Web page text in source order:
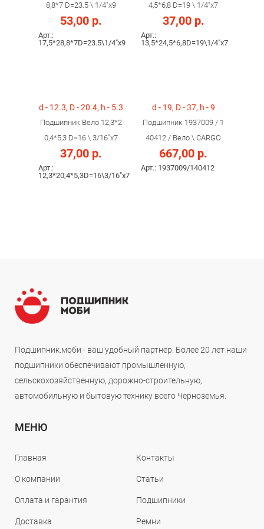
8,8*7 D=23.5 \ 1/4"х9
53,00 р.
Арт.:
17,5*28,8*7D=23.5\1/4"х9
4,5*6,8 D=19 \ 1/4"х7
37,00 р.
Арт.:
13,5*24,5*6,8D=19\1/4"х7
d - 12.3, D - 20.4, h - 5.3
Подшипник Вело 12,3*2
0,4*5,3 D=16 \ 3/16"х7
37,00 р.
Арт.:
12,3*20,4*5,3D=16\3/16"х7
d - 19, D - 37, h - 9
Подшипник 1937009 / 1
40412 / Вело \ CARGO
667,00 р.
Арт.: 1937009/140412
Подшипник.моби - ваш удобный партнёр. Более 20 лет наши
подшипники обеспечивают промышленную,
сельскохозяйственную, дорожно-строительную,
автомобильную и бытовую технику всего Черноземья.
МЕНЮ
Главная
О компании
Оплата и гарантия
Доставка
Контакты
Статьи
Подшипники
Ремни